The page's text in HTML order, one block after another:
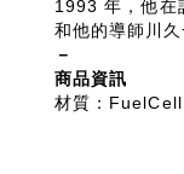
1993 年，他在
和他的導師川
－
商品資訊
材質：FuelCell